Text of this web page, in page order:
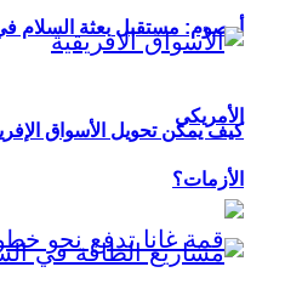
أوصوم: مستقبل بعثة السلام
الأمريكي
كيف يمكن تحويل الأسواق
الأزمات؟